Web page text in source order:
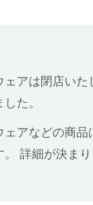
ェアは閉店い
た。
アなどの商品
詳細が決ま